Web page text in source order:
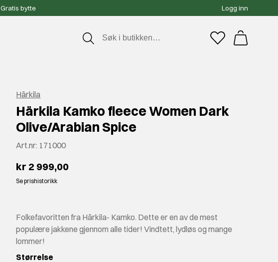
Gratis bytte Logg inn
Härkila
Härkila Kamko fleece Women Dark
Olive/Arabian Spice
Art.nr: 171000
kr 2 999,00
Se prishistorikk
Folkefavoritten fra Härkila- Kamko. Dette er en av de mest
populære jakkene gjennom alle tider! Vindtett, lydløs og mange
lommer!
Størrelse